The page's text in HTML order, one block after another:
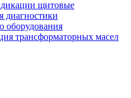
щитовые
диагностики
оборудования
трансформаторных масел